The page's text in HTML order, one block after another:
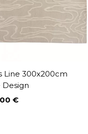
Line 300x200cm
Design
€